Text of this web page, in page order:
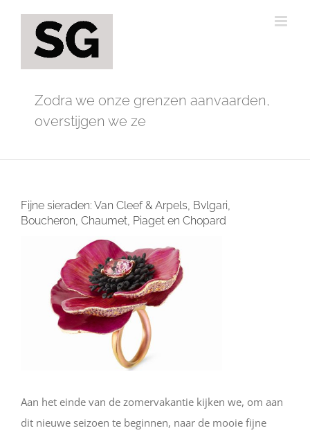
Zodra we onze grenzen aanvaarden,
overstijgen we ze
Fijne sieraden: Van Cleef & Arpels, Bvlgari,
Boucheron, Chaumet, Piaget en Chopard
afbeelding
Aan het einde van de zomervakantie kijken we, om aan
dit nieuwe seizoen te beginnen, naar de mooie fijne